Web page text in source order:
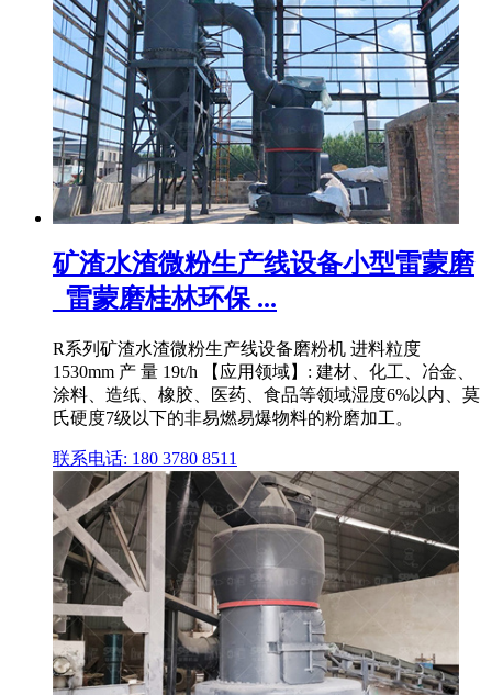
矿渣水渣微粉生产线设备小型雷蒙磨
_雷蒙磨桂林环保 ...
R系列矿渣水渣微粉生产线设备磨粉机 进料粒度
1530mm 产 量 19t/h 【应用领域】: 建材、化工、冶金、
涂料、造纸、橡胶、医药、食品等领域湿度6%以内、莫
氏硬度7级以下的非易燃易爆物料的粉磨加工。
联系电话: 180 3780 8511